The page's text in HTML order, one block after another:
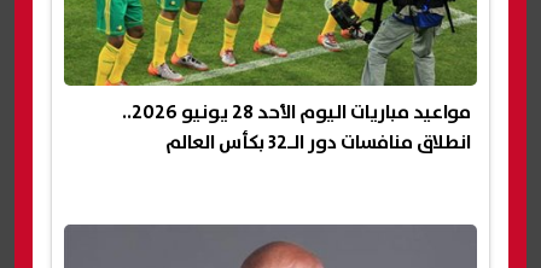
مواعيد مباريات اليوم الأحد 28 يونيو 2026..
انطلاق منافسات دور الـ32 بكأس العالم